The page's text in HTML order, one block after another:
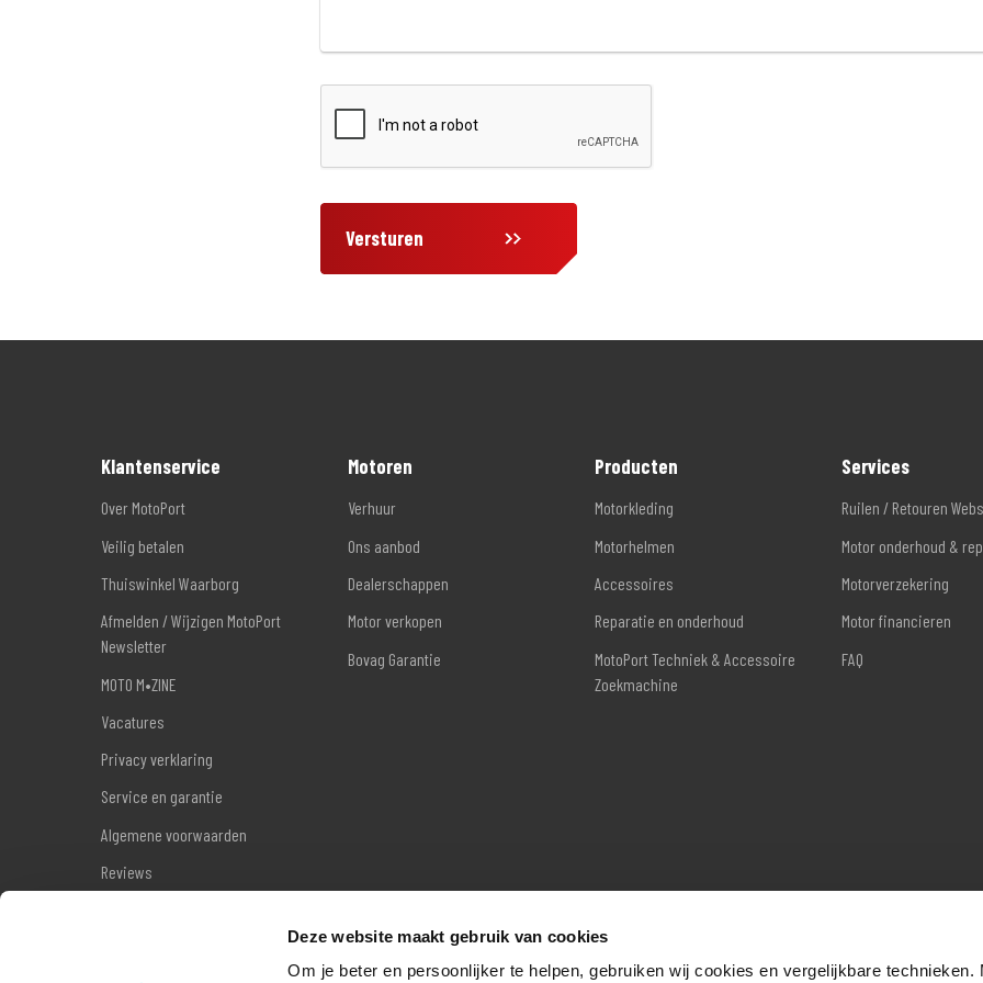
Deze website maakt gebruik van cookies
Om je beter en persoonlijker te helpen, gebruiken wij cookies en vergelijkbare technieken.
Versturen
Klantenservice
Over MotoPort
Veilig betalen
Thuiswinkel Waarborg
Afmelden / Wijzigen MotoPort
Newsletter
MOTO M•ZINE
Vacatures
Privacy verklaring
Service en garantie
Algemene voorwaarden
Reviews
Motoren
Verhuur
Ons aanbod
Dealerschappen
Motor verkopen
Bovag Garantie
Producten
Motorkleding
Motorhelmen
Accessoires
Reparatie en onderhoud
MotoPort Techniek & Accessoire
Zoekmachine
Services
Ruilen / Retouren
Motor onderhoud &
Motorverzekering
Motor financieren
FAQ